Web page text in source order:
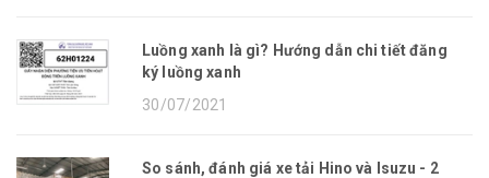
Luồng xanh là gì? Hướng dẫn chi tiết đăng
ký luồng xanh
30/07/2021
So sánh, đánh giá xe tải Hino và Isuzu - 2